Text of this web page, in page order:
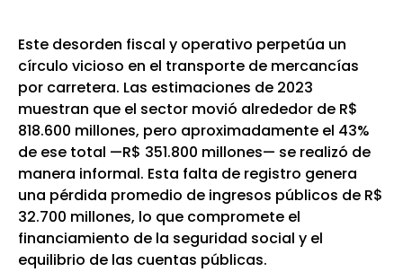
Este desorden fiscal y operativo perpetúa un
círculo vicioso en el transporte de mercancías
por carretera. Las estimaciones de 2023
muestran que el sector movió alrededor de R$
818.600 millones, pero aproximadamente el 43%
de ese total —R$ 351.800 millones— se realizó de
manera informal. Esta falta de registro genera
una pérdida promedio de ingresos públicos de R$
32.700 millones, lo que compromete el
financiamiento de la seguridad social y el
equilibrio de las cuentas públicas.